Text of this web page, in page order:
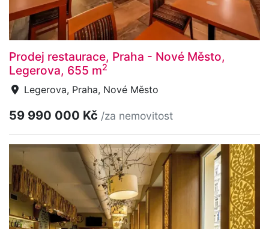
Prodej restaurace, Praha - Nové Město,
Legerova, 655 m2
Legerova, Praha, Nové Město
59 990 000 Kč /za nemovitost